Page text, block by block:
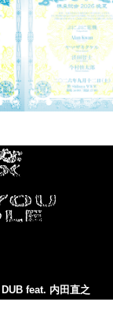
feat. 内田直之